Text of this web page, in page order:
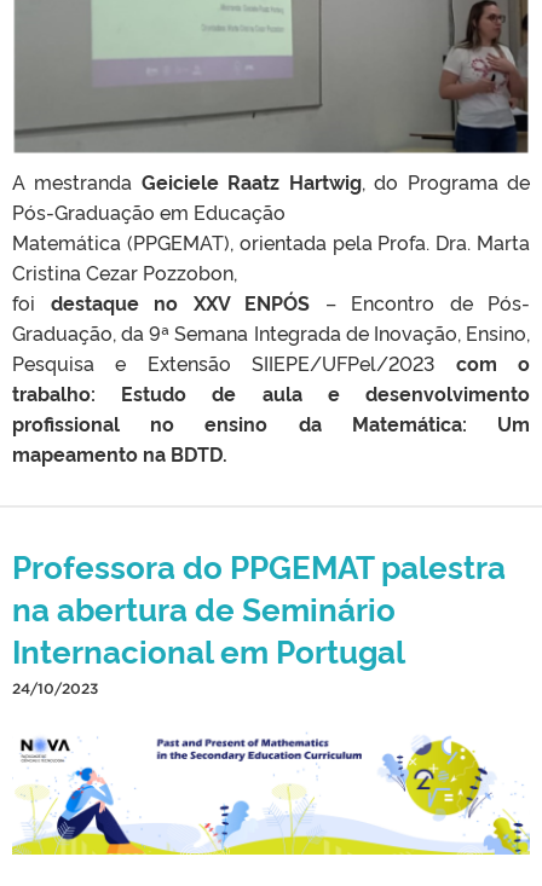
A mestranda Geiciele Raatz Hartwig, do Programa de
Pós-Graduação em Educação
Matemática (PPGEMAT), orientada pela Profa. Dra. Marta
Cristina Cezar Pozzobon,
foi destaque no XXV ENPÓS – Encontro de Pós-
Graduação, da 9ª Semana Integrada de Inovação, Ensino,
Pesquisa e Extensão SIIEPE/UFPel/2023 com o
trabalho: Estudo de aula e desenvolvimento
profissional no ensino da Matemática: Um
mapeamento na BDTD.
Professora do PPGEMAT palestra
na abertura de Seminário
Internacional em Portugal
24/10/2023